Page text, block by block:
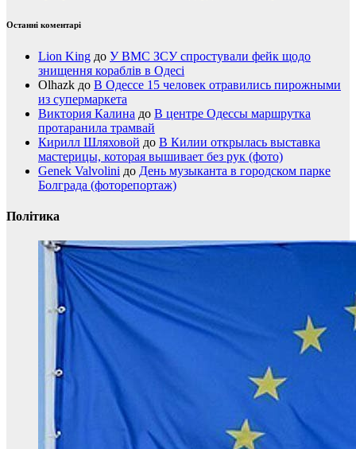
Останні коментарі
Lion King до У ВМС ЗСУ спростували фейк щодо
знищення кораблів в Одесі
Olhazk до В Одессе 15 человек отравились пирожными
из супермаркета
Виктория Калина до В центре Одессы маршрутка
протаранила трамвай
Кирилл Шляховой до В Килии открылась выставка
мастерицы, которая вышивает без рук (фото)
Genek Valvolini до День музыканта в городском парке
Болграда (фоторепортаж)
Політика